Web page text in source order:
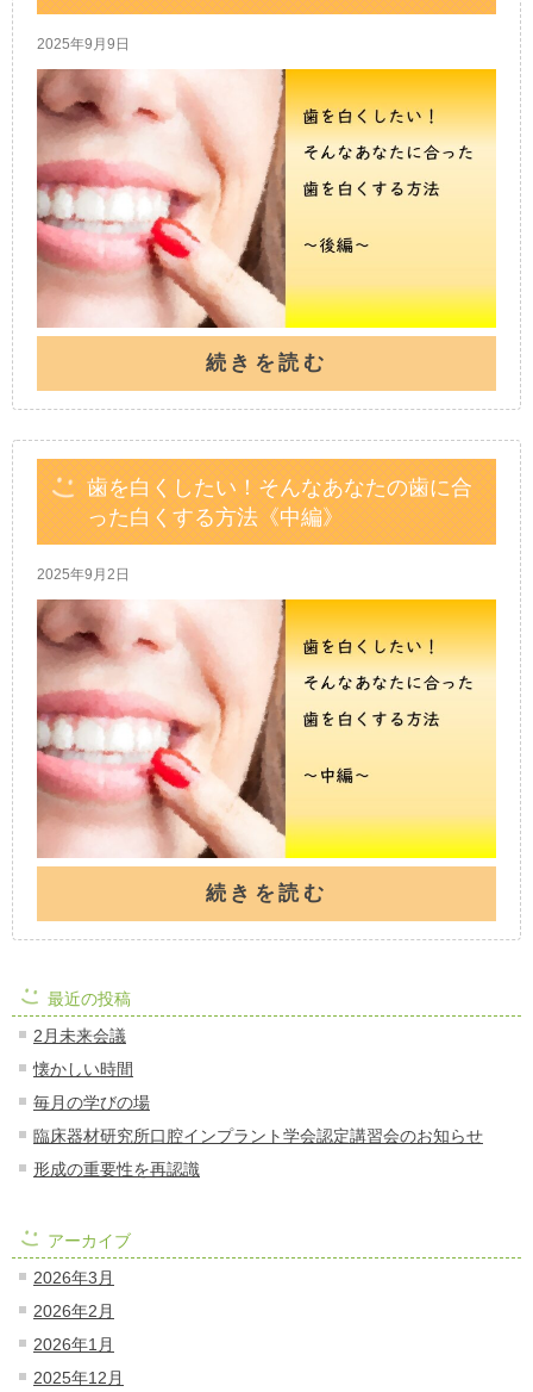
2025年9月9日
続きを読む
歯を白くしたい！そんなあなたの歯に合
った白くする方法《中編》
2025年9月2日
続きを読む
最近の投稿
2月未来会議
懐かしい時間
毎月の学びの場
臨床器材研究所口腔インプラント学会認定講習会のお知らせ
形成の重要性を再認識
アーカイブ
2026年3月
2026年2月
2026年1月
2025年12月